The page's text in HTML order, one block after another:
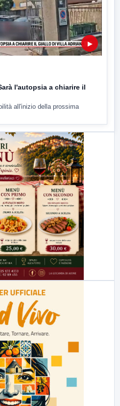
▶
l'autopsia a chiarire il
all'inizio della prossima